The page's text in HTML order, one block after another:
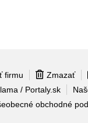
firmu Zmazať
/ Portaly.sk
obchodné